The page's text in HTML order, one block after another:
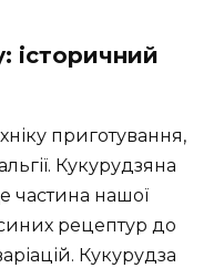
історичний
приготування,
Кукурудзяна
частина нашої
рецептур до
Кукурудза